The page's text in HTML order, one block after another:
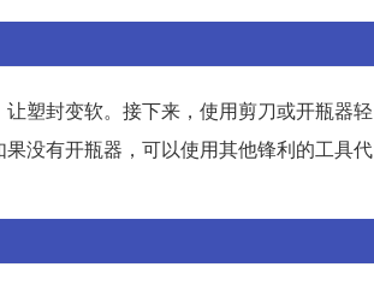
塑封变软。接下来，使用剪刀或开瓶器轻
没有开瓶器，可以使用其他锋利的工具代